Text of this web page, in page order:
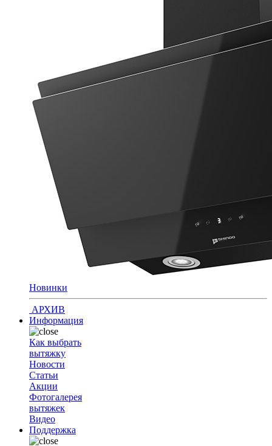
Новинки
АРХИВ
Информация
Как выбрать
вытяжку
Новости
Статьи
Акции
Фотогалерея
вытяжек
Видео
Поддержка